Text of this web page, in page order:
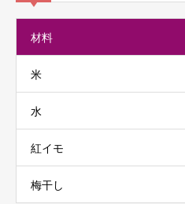
材料
米
水
紅イモ
梅干し